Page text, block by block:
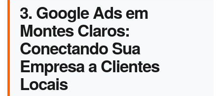
3. Google Ads em
Montes Claros:
Conectando Sua
Empresa a Clientes
Locais